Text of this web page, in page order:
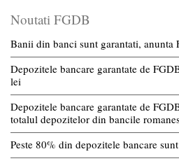
Noutati FGDB
Banii din banci sunt garantati, anunta
Depozitele bancare garantate de
lei
Depozitele bancare garantate de
totalul depozitelor din bancile
Peste 80% din depozitele bancare